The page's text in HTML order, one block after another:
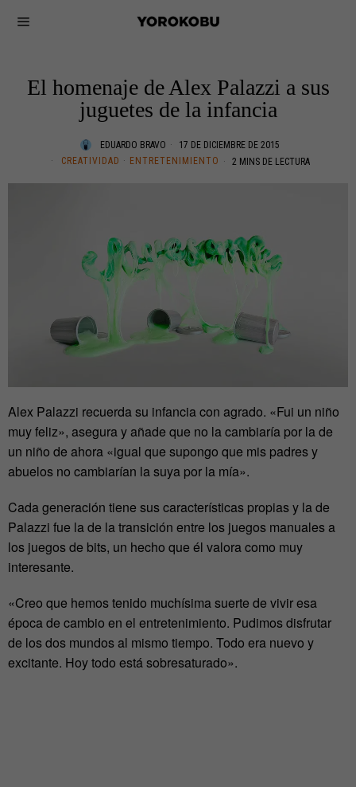
El homenaje de Alex Palazzi a sus
juguetes de la infancia
EDUARDO BRAVO
17 DE DICIEMBRE DE 2015
CREATIVIDAD · ENTRETENIMIENTO 2 MINS DE LECTURA
Alex Palazzi recuerda su infancia con agrado. «Fui un niño
muy feliz», asegura y añade que no la cambiaría por la de
un niño de ahora «igual que supongo que mis padres y
abuelos no cambiarían la suya por la mía».
Cada generación tiene sus características propias y la de
Palazzi fue la de la transición entre los juegos manuales a
los juegos de bits, un hecho que él valora como muy
interesante.
«Creo que hemos tenido muchísima suerte de vivir esa
época de cambio en el entretenimiento. Pudimos disfrutar
de los dos mundos al mismo tiempo. Todo era nuevo y
excitante. Hoy todo está sobresaturado».